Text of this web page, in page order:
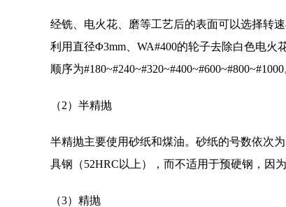
经铣、电火花、磨等工艺后的表面可以选择转
利用直径Φ3mm、WA#400的轮子去除白色电
顺序为
（2）半精抛
半精抛主要使用砂纸和煤油。砂纸的号数依次为
具钢（52HRC以上），而不适用于预硬钢，因
（3）精抛